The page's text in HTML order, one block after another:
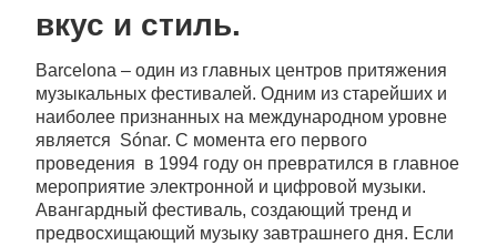
вкус и стиль.
Barcelona – один из главных центров притяжения
музыкальных фестивалей. Одним из старейших и
наиболее признанных на международном уровне
является Sónar. С момента его первого
проведения в 1994 году он превратился в главное
мероприятие электронной и цифровой музыки.
Авангардный фестиваль, создающий тренд и
предвосхищающий музыку завтрашнего дня. Если